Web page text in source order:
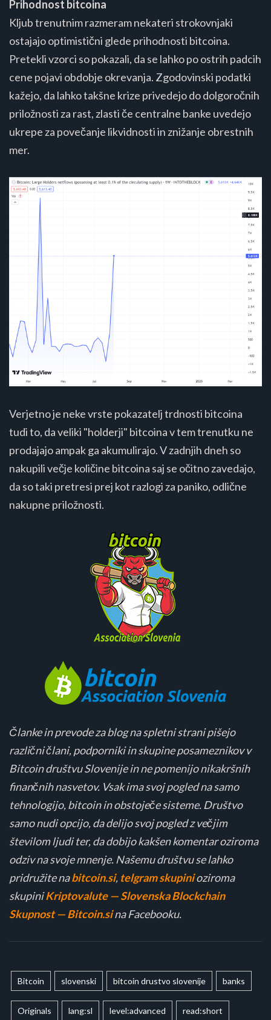
Prihodnost bitcoina
Kljub trenutnim razmeram nekateri strokovnjaki
ostajajo optimistični glede prihodnosti bitcoina.
Pretekli vzorci so pokazali, da se lahko po ostrih padcih
cene pojavi obdobje okrevanja. Zgodovinski podatki
kažejo, da lahko takšne krize privedejo do dolgoročnih
priložnosti za rast, zlasti če centralne banke uvedejo
ukrepe za povečanje likvidnosti in znižanje obrestnih
mer​​.
Verjetno je neke vrste pokazatelj trdnosti bitcoina
tudi to, da veliki "holderji" bitcoina v tem trenutku ne
prodajajo ampak ga akumulirajo. V zadnjih dneh so
nakupili večje količine bitcoina saj se očitno zavedajo,
da so taki pretresi prej kot razlogi za paniko, odlične
nakupne priložnosti.
Članke in prevode za blog na spletni strani pišejo
različni člani, podporniki in skupine posameznikov v
Bitcoin društvu Slovenije in ne pomenijo nikakršnih
finančnih nasvetov. Vsak ima svoj pogled na samo
tehnologijo, bitcoin in obstoječe sisteme. Društvo
samo nudi opcijo, da delijo svoj pogled z večjim
številom ljudi ter, da dobijo kakšen komentar oziroma
odziv na svoje mnenje. Našemu društvu se lahko
pridružite nabitcoin.si, telgram skupinioziroma
skupiniKriptovalute — Slovenska Blockchain
Skupnost — Bitcoin.sina Facebooku.
Bitcoin slovenski bitcoin drustvo slovenije banks
Originals lang:sl level:advanced read:short